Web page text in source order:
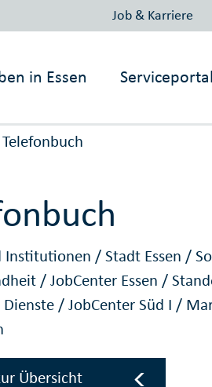
Job & Karriere
in Essen Serviceportal
Telefonbuch
Institutionen /Stadt Essen /
/JobCenter Essen /
/JobCenter Süd I /
Übersicht